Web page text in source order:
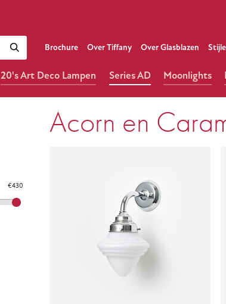
Brochure Over Tiffany Over Glasblazen
20's Art Deco Lampen Series AD Moonlights
€430
Acorn en